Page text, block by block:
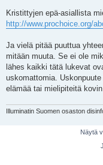
Kristittyjen epä-asiallista
http://www.prochoice.org/
Ja vielä pitää puuttua
mitään muuta. Se ei ole
lähes kaikki tätä lukevat
uskomattomia.
elämää tai mielipiteitä
Illuminatin Suomen osaston
Näytä